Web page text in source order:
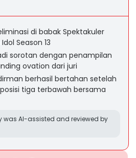
di babak Spektakuler
Season 13
sorotan dengan penampilan
ovation dari juri
berhasil bertahan setelah
tiga terbawah bersama
was AI-assisted and reviewed by